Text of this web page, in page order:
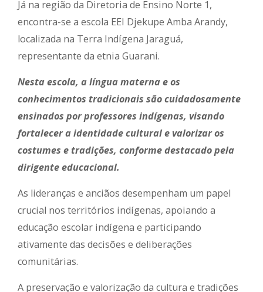
Já na região da Diretoria de Ensino Norte 1,
encontra-se a escola EEI Djekupe Amba Arandy,
localizada na Terra Indígena Jaraguá,
representante da etnia Guarani.
Nesta escola, a língua materna e os
conhecimentos tradicionais são cuidadosamente
ensinados por professores indígenas, visando
fortalecer a identidade cultural e valorizar os
costumes e tradições, conforme destacado pela
dirigente educacional.
As lideranças e anciãos desempenham um papel
crucial nos territórios indígenas, apoiando a
educação escolar indígena e participando
ativamente das decisões e deliberações
comunitárias.
A preservação e valorização da cultura e tradições